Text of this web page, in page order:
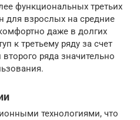
функциональных третьих
для взрослых на средние
даже в долгих
к третьему ряду за счет
ряда значительно
технологиями, что